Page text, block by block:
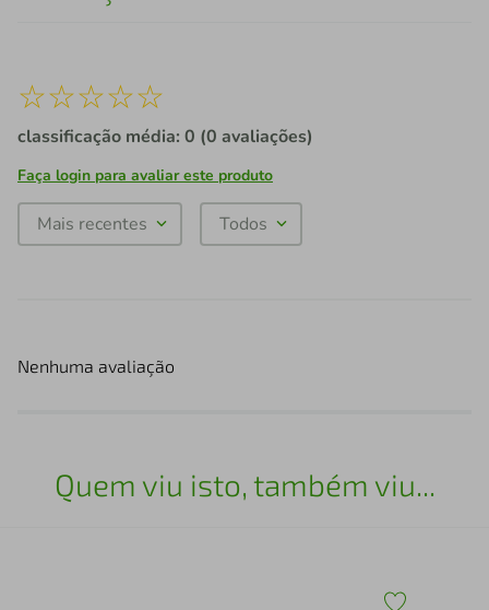
☆☆☆☆☆
classificação média: 0 (0 avaliações)
Faça login para avaliar este produto
Mais recentes Todos
Nenhuma avaliação
Quem viu isto, também viu...